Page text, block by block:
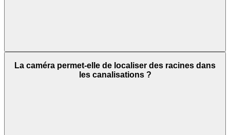
La caméra permet-elle de localiser des racines dans
les canalisations ?